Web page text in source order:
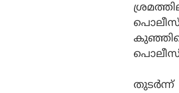
പൊലീസ്
തുടര്‍ന്ന്